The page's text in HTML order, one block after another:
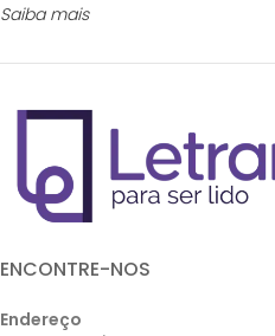
Saiba mais
ENCONTRE-NOS
Endereço